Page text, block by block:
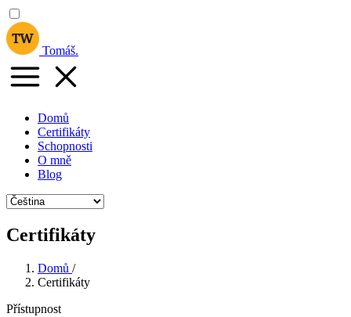
Tomáš.
Domů
Certifikáty
Schopnosti
O mně
Blog
Certifikáty
Domů /
Certifikáty
Přístupnost